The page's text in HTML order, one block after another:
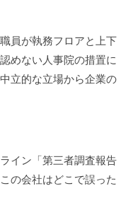
員が執務フロアと上下
めない人事院の措置に
立的な立場から企業の
イン「第三者調査報告
の会社はどこで誤った